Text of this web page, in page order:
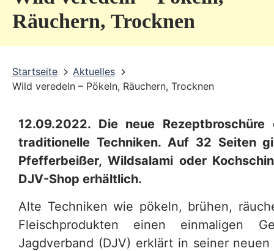
Räuchern, Trocknen
Startseite
Aktuelles
Wild veredeln – Pökeln, Räuchern, Trocknen
12.09.2022. Die neue
traditionelle Techniken. Auf 32 Seiten
Pfefferbeißer, Wildsalami oder
DJV-Shop erhältlich.
Alte Techniken wie pökeln, brühen,
Fleischprodukten einen einmaligen
Jagdverband (DJV) erklärt in seiner